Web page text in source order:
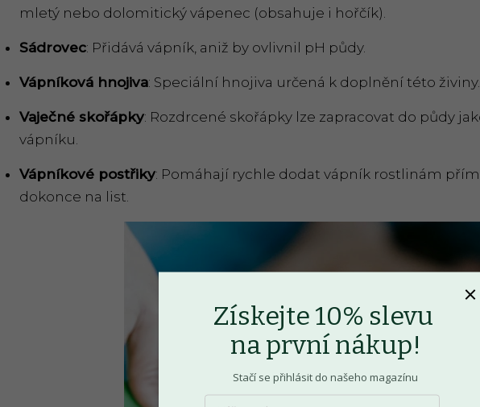
mletý nebo dolomitický vápenec (obsahuje i hořčík).
Sádrovec: Přidává vápník, aniž by ovlivnil pH půdy.
Vápníková hnojiva: Speciální hnojiva určená k doplnění této živiny.
Vaječné skořápky: Rozdrcené skořápky lze zapracovat do půdy
vápníku.
Vápníkové postřiky: Pomáhají rychle dodat vápník rostlinám
dokonce na list.
Získejte 10% slevu
na první nákup!
Stačí se přihlásit do našeho magazínu